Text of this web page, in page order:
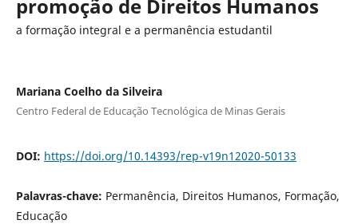
promoção de Direitos Humanos
a formação integral e a permanência estudantil
Mariana Coelho da Silveira
Centro Federal de Educação Tecnológica de Minas Gerais
DOI: https://doi.org/10.14393/rep-v19n12020-50133
Palavras-chave: Permanência, Direitos Humanos, Formação,
Educação